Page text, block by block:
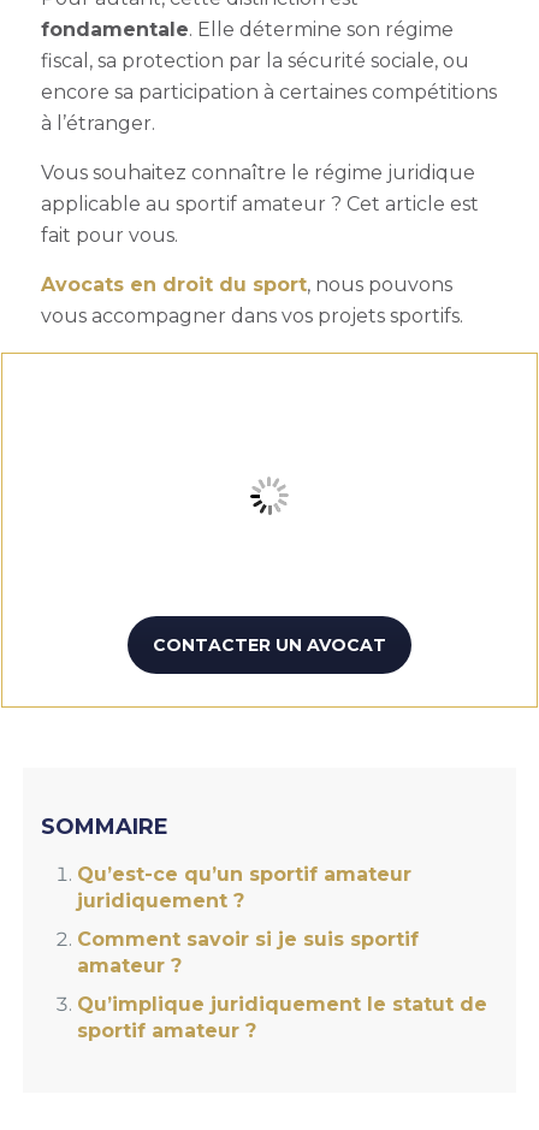
fondamentale. Elle détermine son régime
fiscal, sa protection par la sécurité sociale, ou
encore sa participation à certaines compétitions
à l’étranger.
Vous souhaitez connaître le régime juridique
applicable au sportif amateur ? Cet article est
fait pour vous.
Avocats en droit du sport, nous pouvons
vous accompagner dans vos projets sportifs.
CONTACTER UN AVOCAT
SOMMAIRE
Qu’est-ce qu’un sportif amateur
juridiquement ?
Comment savoir si je suis sportif
amateur ?
Qu’implique juridiquement le statut de
sportif amateur ?